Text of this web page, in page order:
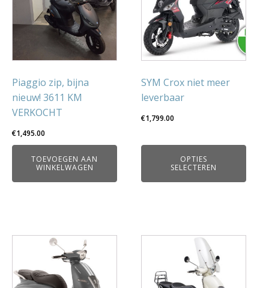
Piaggio zip, bijna
nieuw! 3611 KM
VERKOCHT
€1,495.00
TOEVOEGEN AAN
WINKELWAGEN
SYM Crox niet meer
leverbaar
€1,799.00
OPTIES
SELECTEREN
meerdere
variaties.
Deze
optie
gekozen
worden
op
productpagina